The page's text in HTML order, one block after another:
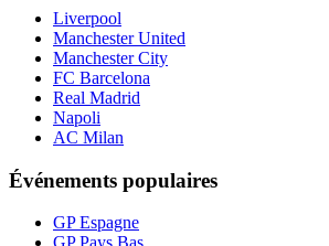
Liverpool
Manchester United
Manchester City
FC Barcelona
Real Madrid
Napoli
AC Milan
Événements populaires
GP Espagne